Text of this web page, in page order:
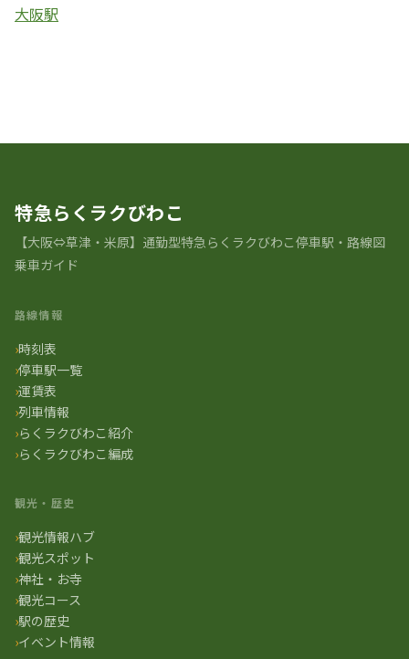
大阪駅
特急らくラクびわこ
【大阪⇔草津・米原】通勤型特急らくラクびわこ停車駅・路線図
乗車ガイド
路線情報
時刻表
停車駅一覧
運賃表
列車情報
らくラクびわこ紹介
らくラクびわこ編成
観光・歴史
観光情報ハブ
観光スポット
神社・お寺
観光コース
駅の歴史
イベント情報